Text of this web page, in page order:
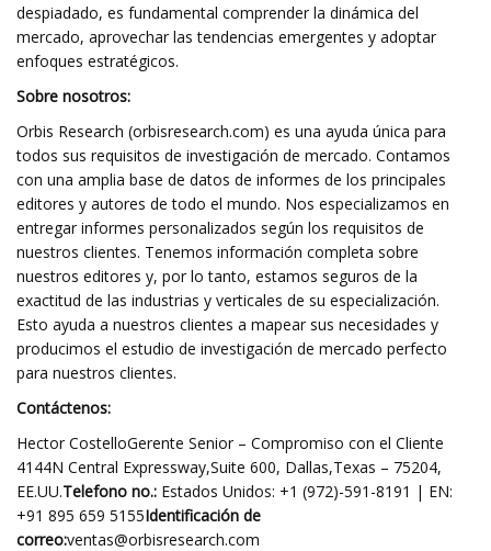
despiadado, es fundamental comprender la dinámica del
mercado, aprovechar las tendencias emergentes y adoptar
enfoques estratégicos.
Sobre nosotros:
Orbis Research (orbisresearch.com) es una ayuda única para
todos sus requisitos de investigación de mercado. Contamos
con una amplia base de datos de informes de los principales
editores y autores de todo el mundo. Nos especializamos en
entregar informes personalizados según los requisitos de
nuestros clientes. Tenemos información completa sobre
nuestros editores y, por lo tanto, estamos seguros de la
exactitud de las industrias y verticales de su especialización.
Esto ayuda a nuestros clientes a mapear sus necesidades y
producimos el estudio de investigación de mercado perfecto
para nuestros clientes.
Contáctenos:
Hector CostelloGerente Senior – Compromiso con el Cliente
4144N Central Expressway,Suite 600, Dallas,Texas – 75204,
EE.UU.Telefono no.: Estados Unidos: +1 (972)-591-8191 | EN:
+91 895 659 5155Identificación de
correo:ventas@orbisresearch.com